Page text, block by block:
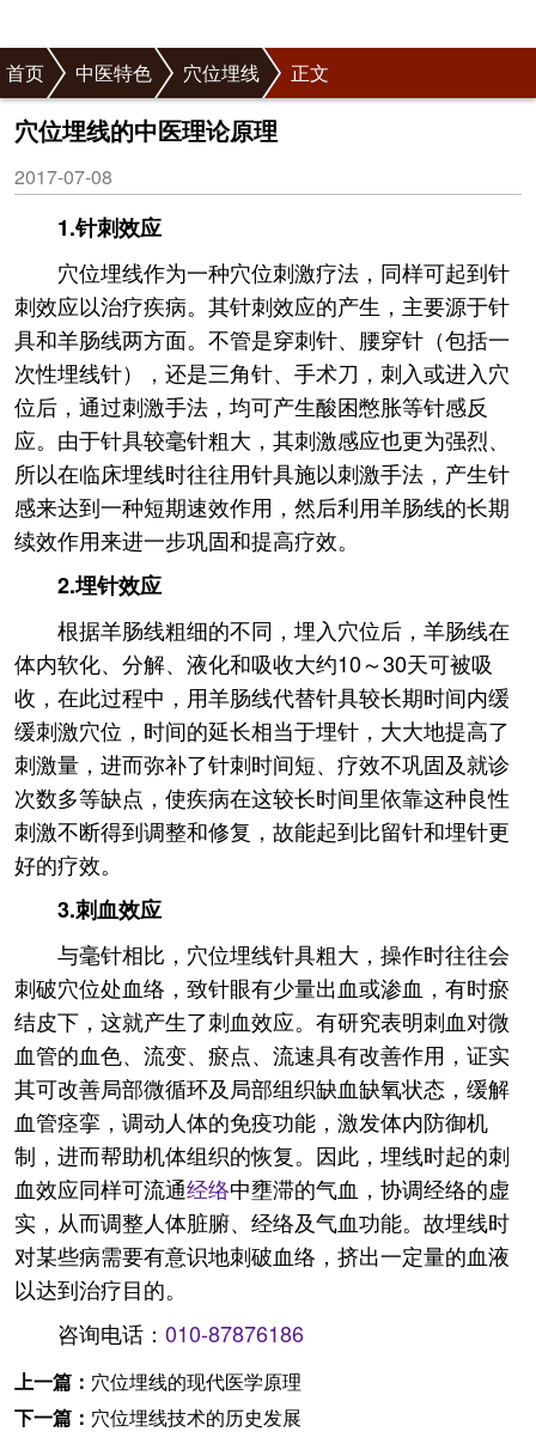
首页 中医特色 穴位埋线 正文
穴位埋线的中医理论原理
2017-07-08
1.针刺效应
穴位埋线作为一种穴位刺激疗法，同样可起到针
刺效应以治疗疾病。其针刺效应的产生，主要源于针
具和羊肠线两方面。不管是穿刺针、腰穿针（包括一
次性埋线针），还是三角针、手术刀，刺入或进入穴
位后，通过刺激手法，均可产生酸困憋胀等针感反
应。由于针具较毫针粗大，其刺激感应也更为强烈、
所以在临床埋线时往往用针具施以刺激手法，产生针
感来达到一种短期速效作用，然后利用羊肠线的长期
续效作用来进一步巩固和提高疗效。
2.埋针效应
根据羊肠线粗细的不同，埋入穴位后，羊肠线在
体内软化、分解、液化和吸收大约10～30天可被吸
收，在此过程中，用羊肠线代替针具较长期时间内缓
缓刺激穴位，时间的延长相当于埋针，大大地提高了
刺激量，进而弥补了针刺时间短、疗效不巩固及就诊
次数多等缺点，使疾病在这较长时间里依靠这种良性
刺激不断得到调整和修复，故能起到比留针和埋针更
好的疗效。
3.刺血效应
与毫针相比，穴位埋线针具粗大，操作时往往会
刺破穴位处血络，致针眼有少量出血或渗血，有时瘀
结皮下，这就产生了刺血效应。有研究表明刺血对微
血管的血色、流变、瘀点、流速具有改善作用，证实
其可改善局部微循环及局部组织缺血缺氧状态，缓解
血管痉挛，调动人体的免疫功能，激发体内防御机
制，进而帮助机体组织的恢复。因此，埋线时起的刺
血效应同样可流通经络中壅滞的气血，协调经络的虚
实，从而调整人体脏腑、经络及气血功能。故埋线时
对某些病需要有意识地刺破血络，挤出一定量的血液
以达到治疗目的。
咨询电话： 010-87876186
上一篇： 穴位埋线的现代医学原理
下一篇： 穴位埋线技术的历史发展